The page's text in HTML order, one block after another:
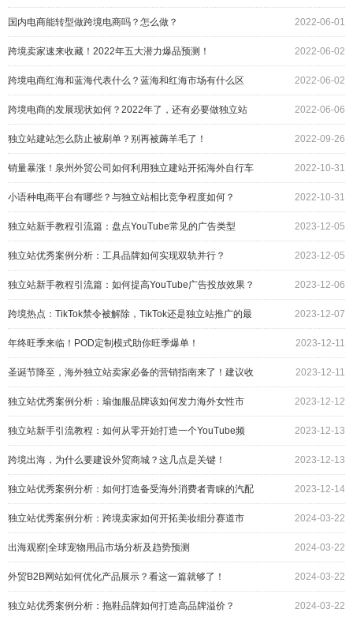
国内电商能转型做跨境电商吗？怎么做？ 2022-06-01
跨境卖家速来收藏！2022年五大潜力爆品预测！ 2022-06-02
跨境电商红海和蓝海代表什么？蓝海和红海市场有什么区
别？
2022-06-02
跨境电商的发展现状如何？2022年了，还有必要做独立站
吗？
2022-06-06
独立站建站怎么防止被刷单？别再被薅羊毛了！ 2022-09-26
销量暴涨！泉州外贸公司如何利用独立建站开拓海外自行车
市场？
2022-10-31
小语种电商平台有哪些？与独立站相比竞争程度如何？ 2022-10-31
独立站新手教程引流篇：盘点YouTube常见的广告类型 2023-12-05
独立站优秀案例分析：工具品牌如何实现双轨并行？ 2023-12-05
独立站新手教程引流篇：如何提高YouTube广告投放效果？ 2023-12-06
跨境热点：TikTok禁令被解除，TikTok还是独立站推广的最
佳选择吗？
2023-12-07
年终旺季来临！POD定制模式助你旺季爆单！ 2023-12-11
圣诞节降至，海外独立站卖家必备的营销指南来了！建议收
藏！
2023-12-11
独立站优秀案例分析：瑜伽服品牌该如何发力海外女性市
场？
2023-12-12
独立站新手引流教程：如何从零开始打造一个YouTube频
道？
2023-12-13
跨境出海，为什么要建设外贸商城？这几点是关键！ 2023-12-13
独立站优秀案例分析：如何打造备受海外消费者青睐的汽配
品牌？
2023-12-14
独立站优秀案例分析：跨境卖家如何开拓美妆细分赛道市
场？
2024-03-22
出海观察|全球宠物用品市场分析及趋势预测 2024-03-22
外贸B2B网站如何优化产品展示？看这一篇就够了！ 2024-03-22
独立站优秀案例分析：拖鞋品牌如何打造高品牌溢价？ 2024-03-22